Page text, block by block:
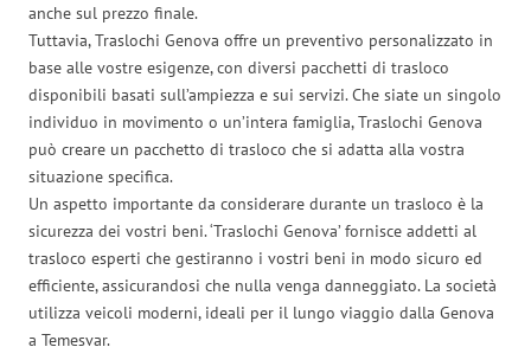
anche sul prezzo finale.
Tuttavia, Traslochi Genova offre un preventivo personalizzato in
base alle vostre esigenze, con diversi pacchetti di trasloco
disponibili basati sull’ampiezza e sui servizi. Che siate un singolo
individuo in movimento o un’intera famiglia, Traslochi Genova
può creare un pacchetto di trasloco che si adatta alla vostra
situazione specifica.
Un aspetto importante da considerare durante un trasloco è la
sicurezza dei vostri beni. ‘Traslochi Genova’ fornisce addetti al
trasloco esperti che gestiranno i vostri beni in modo sicuro ed
efficiente, assicurandosi che nulla venga danneggiato. La società
utilizza veicoli moderni, ideali per il lungo viaggio dalla Genova
a Temesvar.